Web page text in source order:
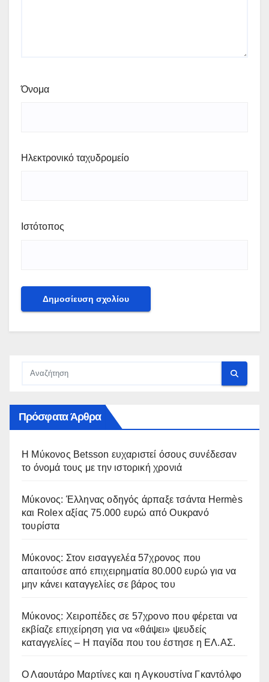
Όνομα
Ηλεκτρονικό ταχυδρομείο
Ιστότοπος
Πρόσφατα Άρθρα
Η Μύκονος Betsson ευχαριστεί όσους συνέδεσαν
το όνομά τους με την ιστορική χρονιά
Μύκονος: Έλληνας οδηγός άρπαξε τσάντα Hermès
και Rolex αξίας 75.000 ευρώ από Ουκρανό
τουρίστα
Μύκονος: Στον εισαγγελέα 57χρονος που
απαιτούσε από επιχειρηματία 80.000 ευρώ για να
μην κάνει καταγγελίες σε βάρος του
Μύκονος: Χειροπέδες σε 57χρονο που φέρεται να
εκβίαζε επιχείρηση για να «θάψει» ψευδείς
καταγγελίες – Η παγίδα που του έστησε η ΕΛ.ΑΣ.
Ο Λαουτάρο Μαρτίνες και η Αγκουστίνα Γκαντόλφο